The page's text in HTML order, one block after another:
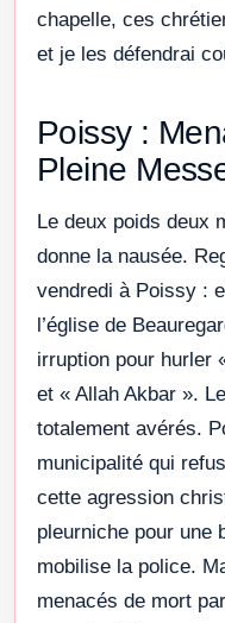
chapelle, ces
et je les défendrai
Poissy :
Pleine
Le deux poids deux
donne la nausée.
vendredi à Poissy :
l’église de
irruption pour hurler
et « Allah Akbar ».
totalement avérés.
municipalité qui
cette agression
pleurniche pour une
mobilise la police.
menacés de mort